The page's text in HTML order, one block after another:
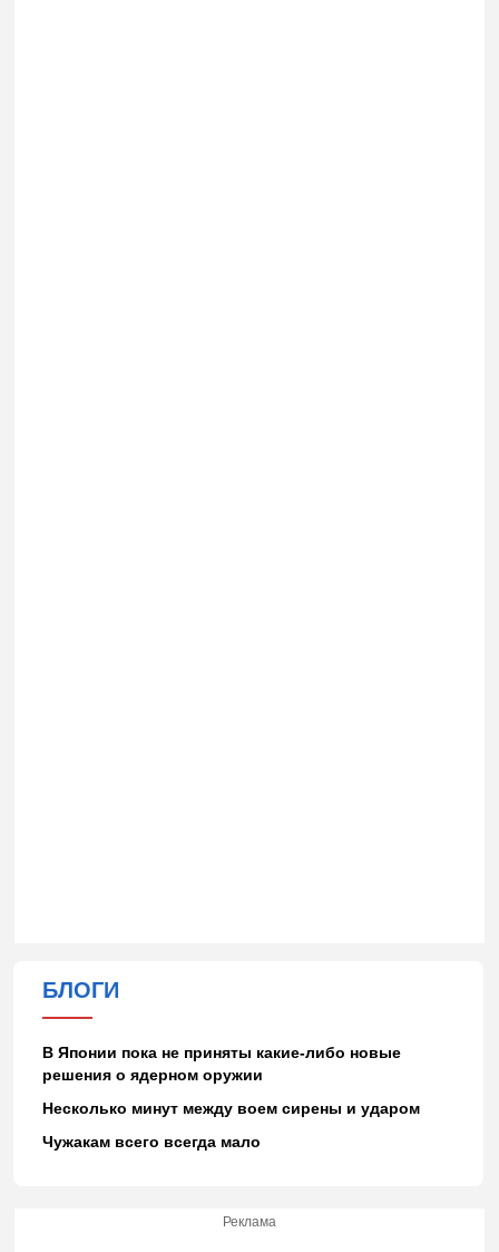
БЛОГИ
В Японии пока не приняты какие-либо новые
решения о ядерном оружии
Несколько минут между воем сирены и ударом
Чужакам всего всегда мало
Реклама